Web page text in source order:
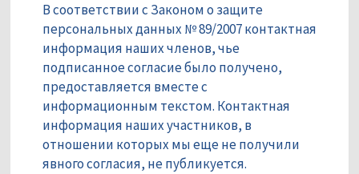
В соответствии с Законом о защите
персональных данных № 89/2007 контактная
информация наших членов, чье
подписанное согласие было получено,
предоставляется вместе с
информационным текстом. Контактная
информация наших участников, в
отношении которых мы еще не получили
явного согласия, не публикуется.